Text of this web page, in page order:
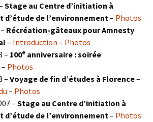
Stage au Centre d’initiation à
d’étude de l’environnement– Photos
Récréation-gâteaux pour Amnesty
– Introduction – Photos
– 100e anniversaire : soirée
– Photos
– Voyage de fin d’études à Florence–
– Photos
– Stage au Centre d’initiation à
d’étude de l’environnement– Photos